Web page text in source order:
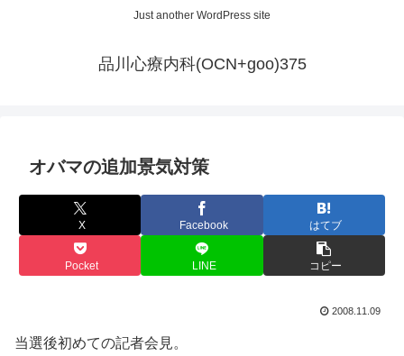
Just another WordPress site
品川心療内科(OCN+goo)375
オバマの追加景気対策
X Facebook はてブ
Pocket LINE コピー
2008.11.09
当選後初めての記者会見。